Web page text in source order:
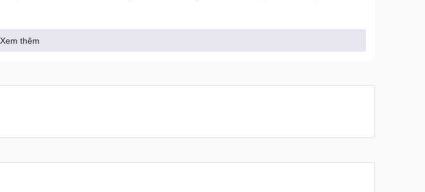
tăng sên chính hãng Yamaha đảm bảo hiệu suất vượt trội và độ bền cao. Điều này giúp
Xem thêm